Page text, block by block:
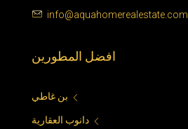
info@aquahomerealestate.com
افضل المطورين
بن غاطي
دانوب العقارية